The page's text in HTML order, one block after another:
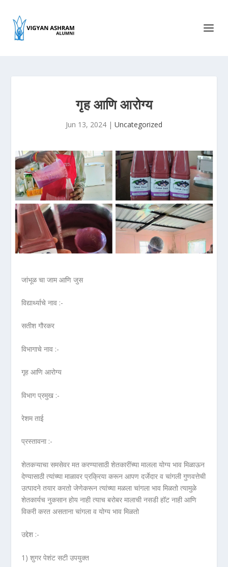
गृह आणि आरोग्य
Jun 13, 2024 | Uncategorized
जांभूळ चा जाम आणि जुस
विद्यार्थ्याचे नाव :-
सतीश गौरकर
विभागाचे नाव :-
गृह आणि आरोग्य
विभाग प्रमुख :-
रेशम ताई
प्रस्तावना :-
शेतकऱ्याचा समसेवर मत करण्यासाठी शेतकारींच्या मालला योग्य भाव मिळाऊन
देण्यासाठी त्यांच्या माळावर प्रक्रिया करून आपण दर्जेदार व चांगली गुणवत्तेची
उत्पादने तयार करतो जेणेकरून त्यांच्या मळला चांगला भाव मिळतो त्यामुळे
शेतकार्यच नुकसान होय नाही त्याच बरोबर मालाची नसडी हॉट नाही आणि
विकरी करत असताना चांगला व योग्य भाव मिळतो
उद्देश :-
1) शुगर पेशंट सटी उपयुक्त